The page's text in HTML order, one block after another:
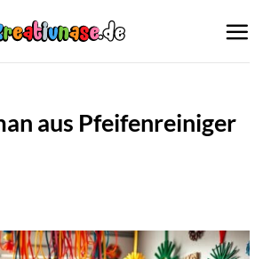
aus Pfeifenreiniger